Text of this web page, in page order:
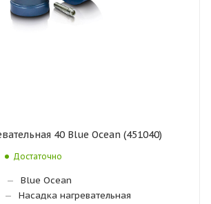
Насадка нагревательная 40 Blue Ocean (451040)
Достаточно
—
Blue Ocean
—
Насадка нагревательная